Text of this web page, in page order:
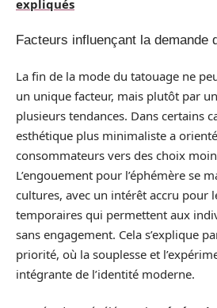
expliqués
Facteurs influençant la demande
La fin de la mode du tatouage ne
un unique facteur, mais plutôt par
plusieurs tendances. Dans certains
esthétique plus minimaliste a
consommateurs vers des choix
L’engouement pour l’éphémère se
cultures, avec un intérêt accru pour
temporaires qui permettent aux
sans engagement. Cela s’explique
priorité, où la souplesse et
intégrante de l’identité moderne.